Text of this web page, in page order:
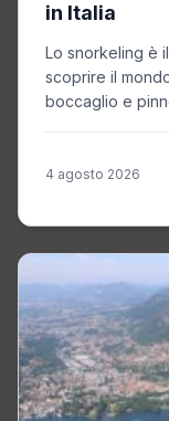
in Italia
Lo snorkeling è
scoprire il
boccaglio e
4 agosto 2026